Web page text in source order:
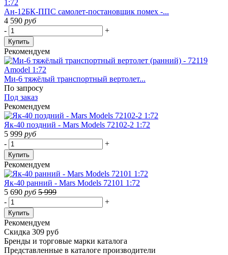
Ан-12БК-ППС самолет-постановщик помех -...
4 590 руб
-
+
Купить
Рекомендуем
Ми-6 тяжёлый транспортный вертолет...
По запросу
Под заказ
Рекомендуем
Як-40 поздний - Mars Models 72102-2 1:72
5 999 руб
-
+
Купить
Рекомендуем
Як-40 ранний - Mars Models 72101 1:72
5 690 руб 5 999
-
+
Купить
Рекомендуем
Скидка 309 руб
Бренды и торговые марки каталога
Представленные в каталоге производители